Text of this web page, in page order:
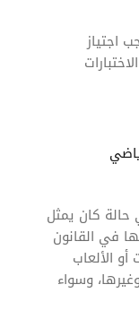
اجتياز
حالة كان يمثل
في القانون
الألعاب
وسواء